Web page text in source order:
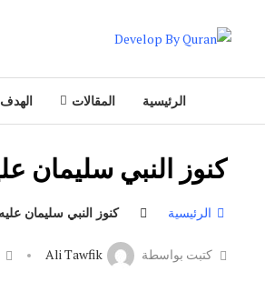
الرئيسية المقالات الهدف
كنوز النبي سليمان
الرئيسية كنوز النبي سليمان
كتبت بواسطة Ali Tawfik